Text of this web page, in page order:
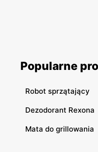
Popularne
Robot sprzątający
Dezodorant Rexona
Mata do grillowania